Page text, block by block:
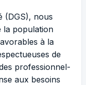
(DGS), nous
la population
à la
de
professionnel-
aux besoins